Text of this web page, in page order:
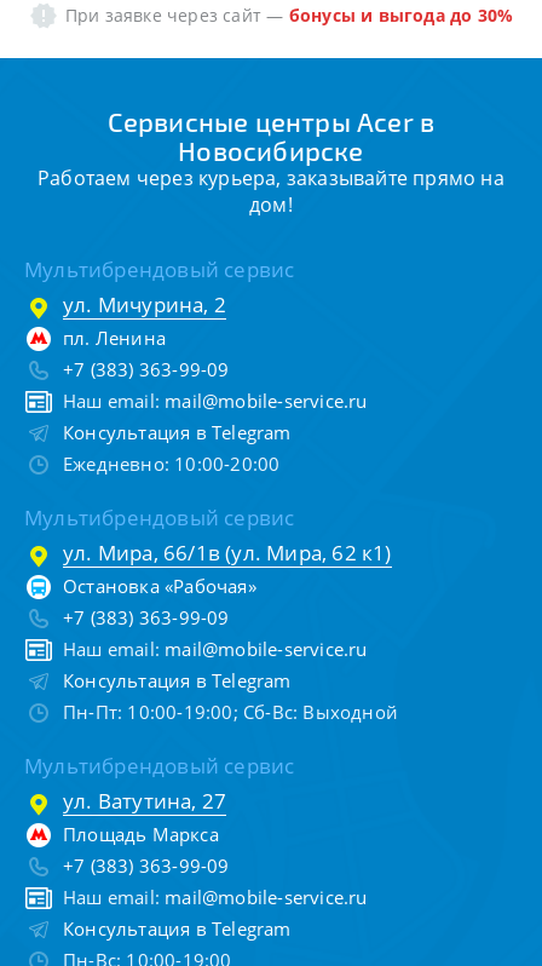
При заявке через сайт — бонусы и выгода до 30%
Сервисные центры Acer в
Новосибирске
Работаем через курьера, заказывайте прямо на
дом!
Мультибрендовый сервис
ул. Мичурина, 2
пл. Ленина
+7 (383) 363-99-09
Наш email: mail@mobile-service.ru
Консультация в Telegram
Ежедневно: 10:00-20:00
Мультибрендовый сервис
ул. Мира, 66/1в (ул. Мира, 62 к1)
Остановка «Рабочая»
+7 (383) 363-99-09
Наш email: mail@mobile-service.ru
Консультация в Telegram
Пн-Пт: 10:00-19:00; Сб-Вс: Выходной
Мультибрендовый сервис
ул. Ватутина, 27
Площадь Маркса
+7 (383) 363-99-09
Наш email: mail@mobile-service.ru
Консультация в Telegram
Пн-Вс: 10:00-19:00